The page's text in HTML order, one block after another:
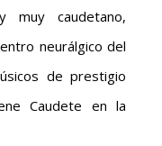
muy caudetano,
neurálgico del
de prestigio
Caudete en la